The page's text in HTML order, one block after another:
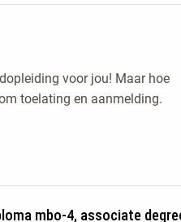
voor jou! Maar hoe
toelating en aanmelding.
mbo-4, associate